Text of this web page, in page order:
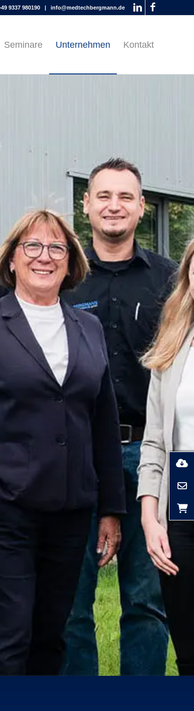
9337 980190 | info@medtechbergmann.de
Seminare Unternehmen Kontakt